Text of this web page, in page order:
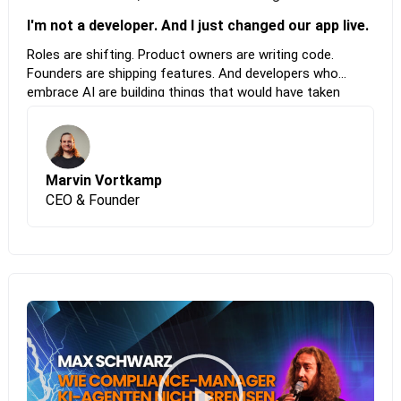
I'm not a developer. And I just changed our app live.
Roles are shifting. Product owners are writing code.
Founders are shipping features. And developers who
embrace AI are building things that would have taken
will open the itemary codebase, make a real frontend
change using OpenAI Codex inside VS Code, and show the
result running on screen. No prior coding experience
required on his end. If he can do this, the bar for what
developers can achieve today has never been higher. This
Marvin Vortkamp
CEO & Founder